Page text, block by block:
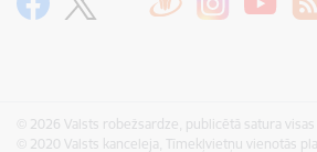
© 2026 Valsts robežsardze, publicētā satura
© 2020 Valsts kanceleja, Tīmekļvietņu vienotās